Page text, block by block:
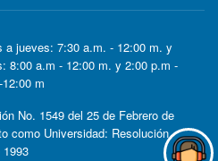
a jueves: 7:30 a.m. - 12:00 m. y
8:00 a.m - 12:00 m. y 2:00 p.m -
m
No. 1549 del 25 de Febrero de
Universidad: Resolución